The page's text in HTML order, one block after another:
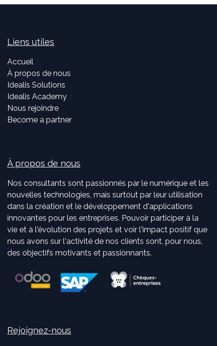
Liens utiles
Accueil
À propos de nous
Idealis Solutions
Idealis Academy
Nous rejoindre
Become a partner
À propos de nous
Nos consultants sont passionnés par le numérique et les
nouvelles technologies, mais surtout par leur utilisation
dans la création et le développement d'applications
innovantes pour les entreprises. Pouvoir participer à la
vie et à l'évolution des projets et voir l'impact positif que
nous avons sur l'activité de nos clients sont, pour nous,
des objectifs motivants et passionnants.
Rejoignez-nous